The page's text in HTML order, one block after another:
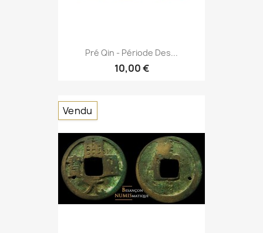
Pré Qin - Période Des...
10,00 €
Vendu